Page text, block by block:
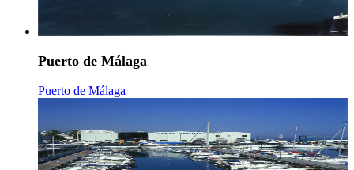
Puerto de Málaga
Puerto de Málaga